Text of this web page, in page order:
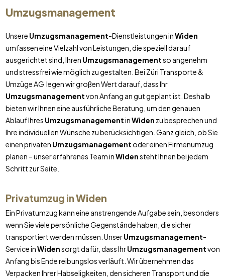
Umzugsmanagement
Unsere Umzugsmanagement-Dienstleistungen inWiden
umfassen eine Vielzahl von Leistungen, die speziell darauf
ausgerichtet sind, Ihren Umzugsmanagementso angenehm
und stressfrei wie möglich zu gestalten. Bei Züri Transporte &
Umzüge AG legen wir großen Wert darauf, dass Ihr
Umzugsmanagementvon Anfang an gut geplant ist. Deshalb
bieten wir Ihnen eine ausführliche Beratung, um den genauen
Ablauf Ihres UmzugsmanagementinWiden zu besprechen und
Ihre individuellen Wünsche zu berücksichtigen. Ganz gleich, ob Sie
einen privaten Umzugsmanagementoder einen Firmenumzug
planen – unser erfahrenes Team inWidensteht Ihnen bei jedem
Schritt zur Seite.
Privatumzug inWiden
Ein Privatumzug kann eine anstrengende Aufgabe sein, besonders
wenn Sie viele persönliche Gegenstände haben, die sicher
transportiert werden müssen. UnserUmzugsmanagement-
Service inWidensorgt dafür, dass IhrUmzugsmanagementvon
Anfang bis Ende reibungslos verläuft. Wir übernehmen das
Verpacken Ihrer Habseligkeiten, den sicheren Transport und die